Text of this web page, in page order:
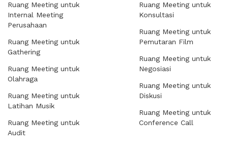
Ruang Meeting untuk
Internal Meeting
Perusahaan
Ruang Meeting untuk
Gathering
Ruang Meeting untuk
Olahraga
Ruang Meeting untuk
Latihan Musik
Ruang Meeting untuk
Audit
Ruang Meeting untuk
Konsultasi
Ruang Meeting untuk
Pemutaran Film
Ruang Meeting untuk
Negosiasi
Ruang Meeting untuk
Diskusi
Ruang Meeting untuk
Conference Call